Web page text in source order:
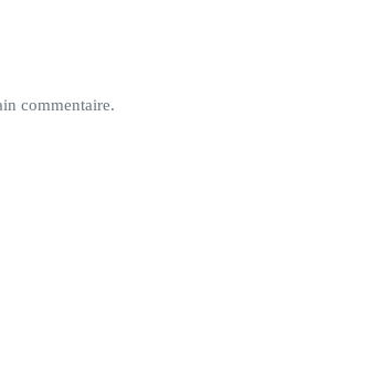
commentaire.